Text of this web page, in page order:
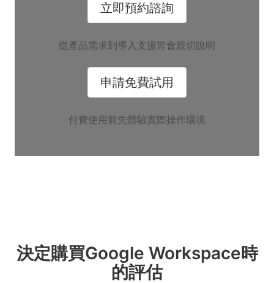
立即預約諮詢
從產品需求到導入支援皆會親切說明
申請免費試用
付費使用前先體驗實際操作環境
決定購買Google Workspace時
的評估